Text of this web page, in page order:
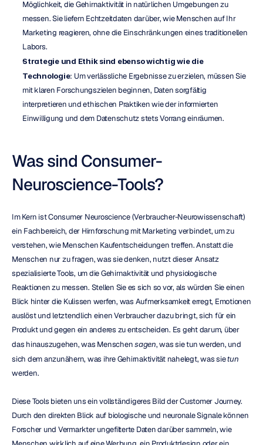
Möglichkeit, die Gehirnaktivität in natürlichen Umgebungen zu
messen. Sie liefern Echtzeitdaten darüber, wie Menschen auf Ihr
Marketing reagieren, ohne die Einschränkungen eines traditionellen
Labors.
Strategie und Ethik sind ebenso wichtig wie die
Technologie: Um verlässliche Ergebnisse zu erzielen, müssen Sie
mit klaren Forschungszielen beginnen, Daten sorgfältig
interpretieren und ethischen Praktiken wie der informierten
Einwilligung und dem Datenschutz stets Vorrang einräumen.
Was sind Consumer-
Neuroscience-Tools?
Im Kern ist Consumer Neuroscience (Verbraucher-Neurowissenschaft)
ein Fachbereich, der Hirnforschung mit Marketing verbindet, um zu
verstehen, wie Menschen Kaufentscheidungen treffen. Anstatt die
Menschen nur zu fragen, was sie denken, nutzt dieser Ansatz
spezialisierte Tools, um die Gehirnaktivität und physiologische
Reaktionen zu messen. Stellen Sie es sich so vor, als würden Sie einen
Blick hinter die Kulissen werfen, was Aufmerksamkeit erregt, Emotionen
auslöst und letztendlich einen Verbraucher dazu bringt, sich für ein
Produkt und gegen ein anderes zu entscheiden. Es geht darum, über
das hinauszugehen, was Menschen sagen, was sie tun werden, und
sich dem anzunähern, was ihre Gehirnaktivität nahelegt, was sie tun
werden.
Diese Tools bieten uns ein vollständigeres Bild der Customer Journey.
Durch den direkten Blick auf biologische und neuronale Signale können
Forscher und Vermarkter ungefilterte Daten darüber sammeln, wie